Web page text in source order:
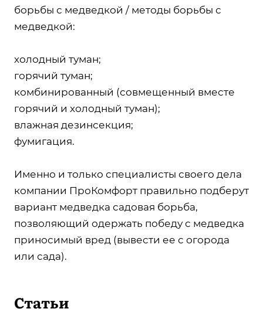
борьбы с медведкой / методы борьбы с
медведкой:
холодный туман;
горячий туман;
комбинированный (совмещенный вместе
горячий и холодный туман);
влажная дезинсекция;
фумигация.
Именно и только специалисты своего дела
компании ПроКомфорт правильно подберут
вариант медведка садовая борьба,
позволяющий одержать победу с медведка
приносимый вред (вывести ее с огорода
или сада).
Статьи